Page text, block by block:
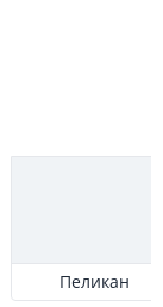
Пеликан